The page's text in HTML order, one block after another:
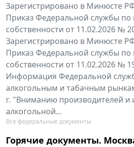
Зарегистрировано в Минюсте РФ
Приказ Федеральной службы по
собственности от 11.02.2026 №
Зарегистрировано в Минюсте РФ
Приказ Федеральной службы по
собственности от 11.02.2026 №
Информация Федеральной
алкогольным и табачным
г. "Вниманию производителей и
алкогольной...
Все федеральные документы
Горячие документы.